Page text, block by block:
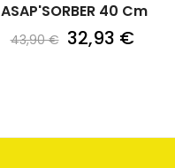
ASAP'SORBER 40 Cm
43,90 € 32,93 €